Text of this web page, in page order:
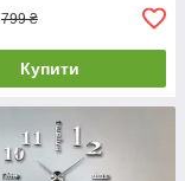
799 ₴
Купити